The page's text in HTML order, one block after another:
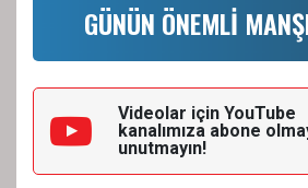
GÜNÜN ÖNEMLİ
Videolar için YouTube
kanalımıza abone
unutmayın!